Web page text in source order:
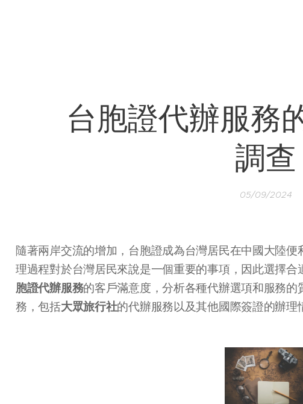
台胞證代辦服務
調查
05/09/2024
隨著兩岸交流的增加，台胞證成為台灣居民在中國大陸
理過程對於台灣居民來說是一個重要的事項，因此選擇
胞證代辦服務的客戶滿意度，分析各種代辦選項和服務
務，包括大眾旅行社的代辦服務以及其他國際簽證的辦理